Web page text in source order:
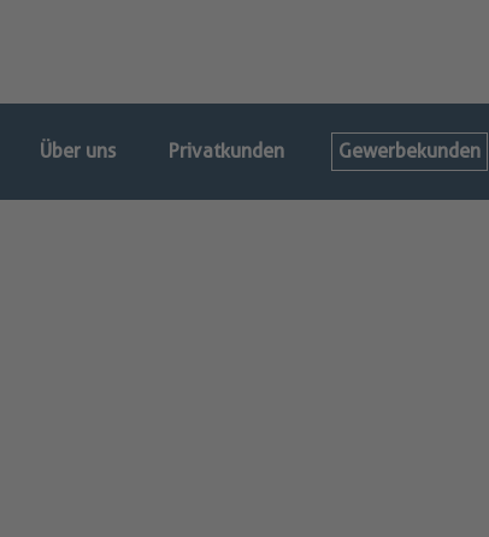
Über uns Privatkunden Gewerbekunden